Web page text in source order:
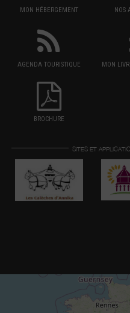
MON HÉBERGEMENT NOS
AGENDA TOURISTIQUE MON
BROCHURE
SITES ET